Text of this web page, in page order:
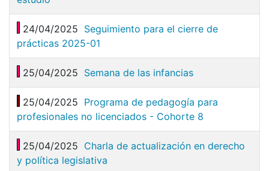
24/04/2025 Seguimiento para el cierre de
prácticas 2025-01
25/04/2025 Semana de las infancias
25/04/2025 Programa de pedagogía para
profesionales no licenciados - Cohorte 8
25/04/2025 Charla de actualización en derecho
y política legislativa